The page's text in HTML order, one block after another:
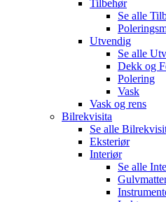
Tilbehør
Se alle
Utvendig
Se alle
Dekk og
Polering
Vask
Vask og rens
Bilrekvisita
Se alle
Eksteriør
Interiør
Se alle